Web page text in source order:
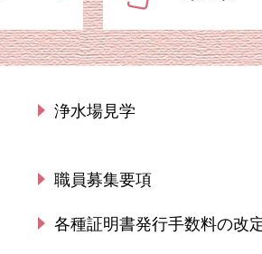
浄水場見学
職員募集要項
各種証明書発行手数料の改